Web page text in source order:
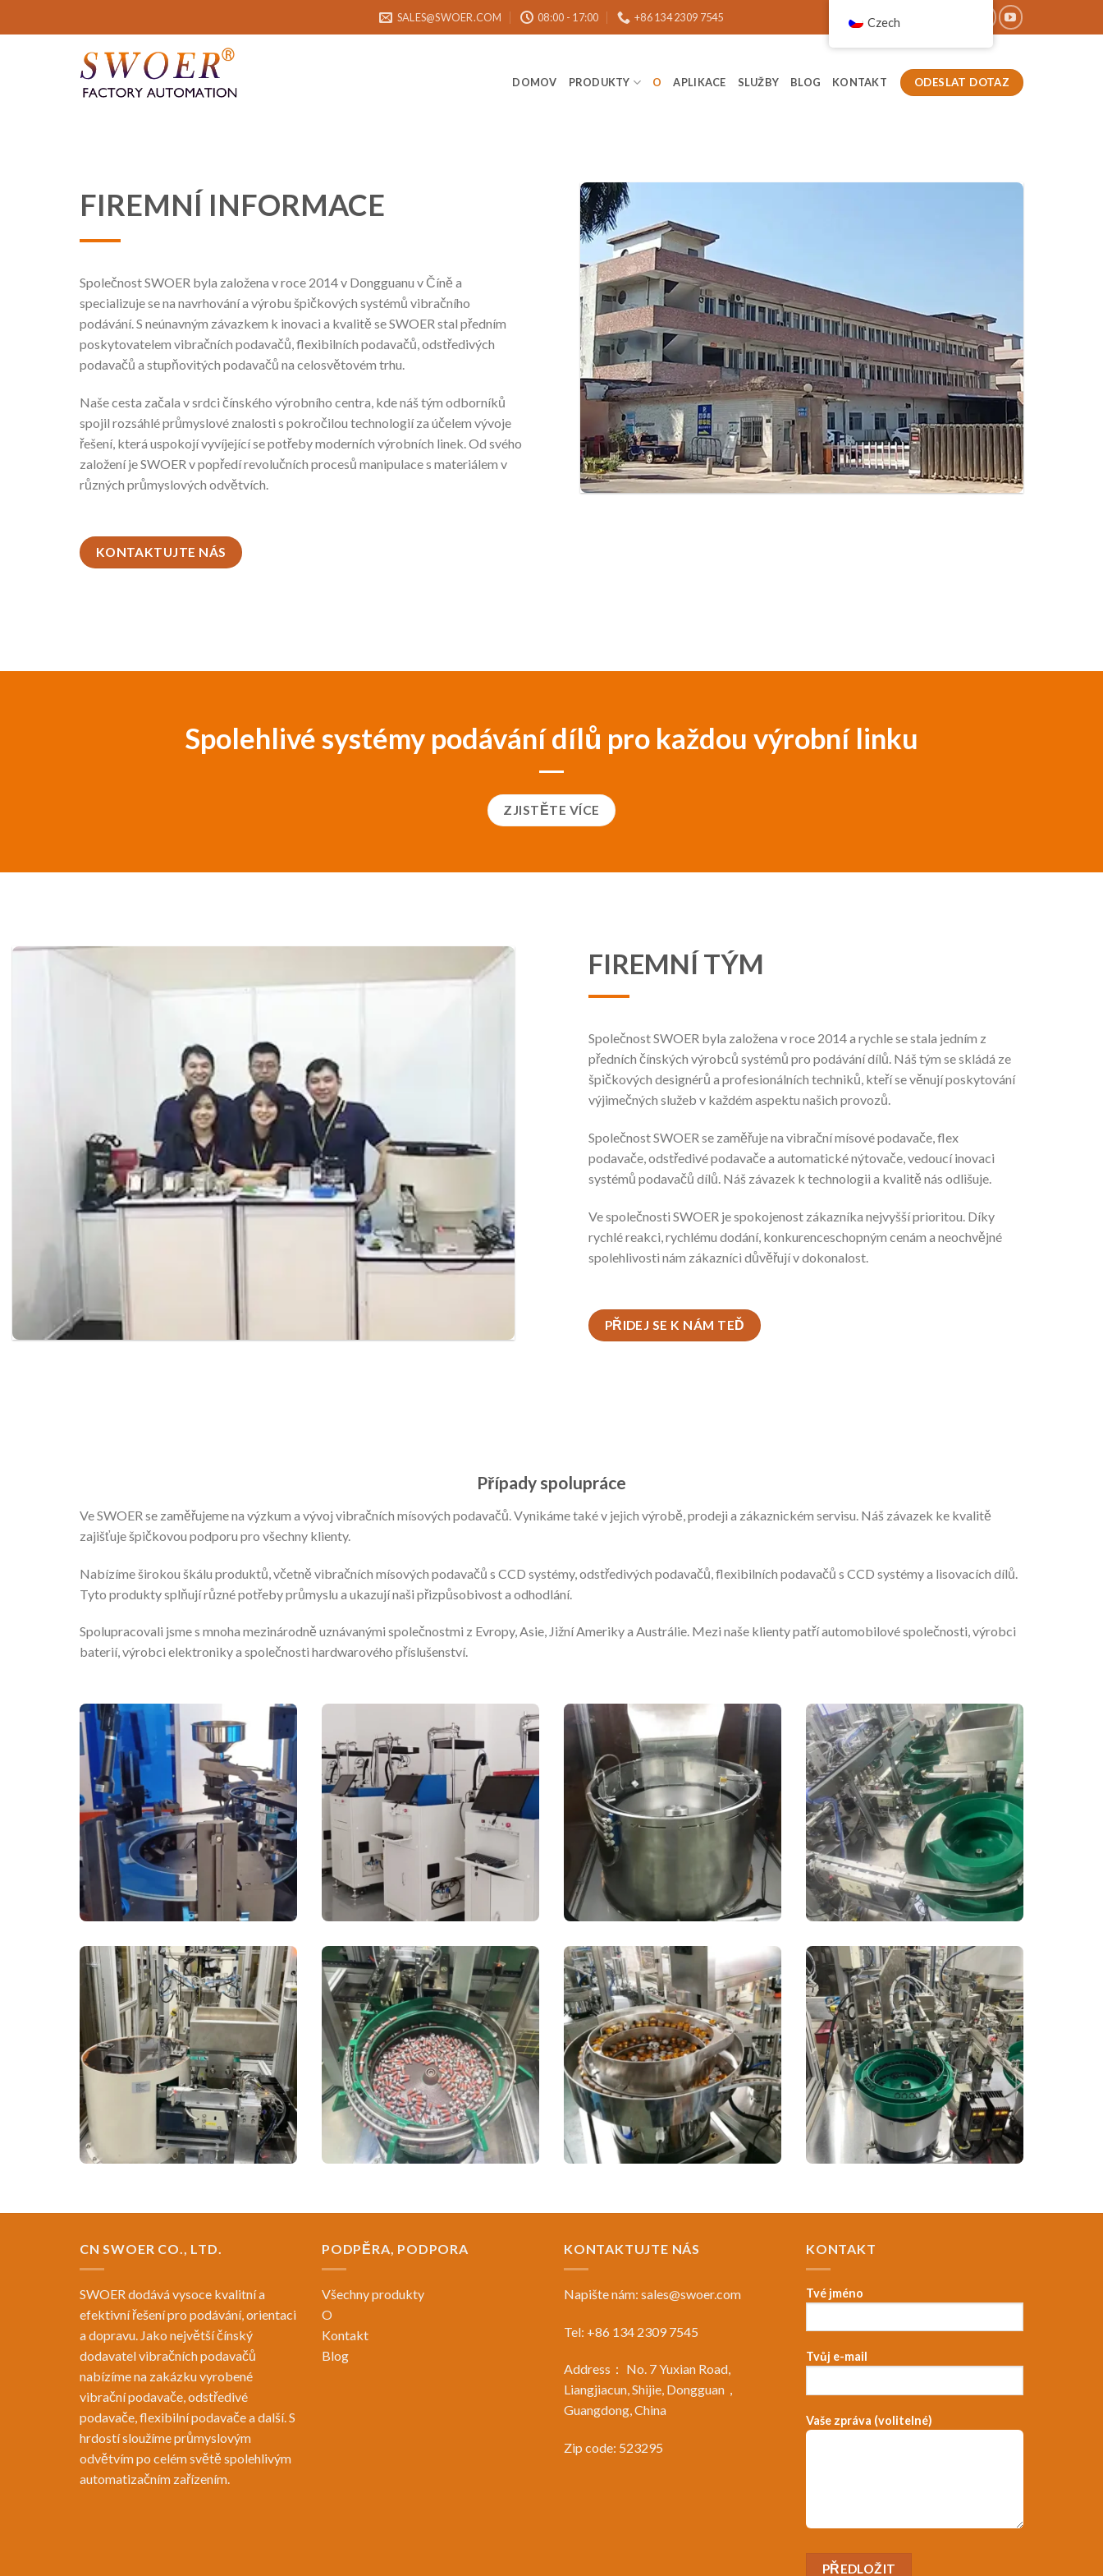
SALES@SWOER.COM 08:00 - 17:00 +86 134 2309 7545
DOMOV PRODUKTY O APLIKACE SLUŽBY BLOG KONTAKT ODESLAT DOTAZ
FIREMNÍ INFORMACE
Společnost SWOER byla založena v roce 2014 v Dongguanu v Číně a
specializuje se na navrhování a výrobu špičkových systémů vibračního
podávání. S neúnavným závazkem k inovaci a kvalitě se SWOER stal předním
poskytovatelem vibračních podavačů, flexibilních podavačů, odstředivých
podavačů a stupňovitých podavačů na celosvětovém trhu.
Naše cesta začala v srdci čínského výrobního centra, kde náš tým odborníků
spojil rozsáhlé průmyslové znalosti s pokročilou technologií za účelem vývoje
řešení, která uspokojí vyvíjející se potřeby moderních výrobních linek. Od svého
založení je SWOER v popředí revolučních procesů manipulace s materiálem v
různých průmyslových odvětvích.
KONTAKTUJTE NÁS
Spolehlivé systémy podávání dílů pro každou výrobní linku
ZJISTĚTE VÍCE
FIREMNÍ TÝM
Společnost SWOER byla založena v roce 2014 a rychle se stala jedním z
předních čínských výrobců systémů pro podávání dílů. Náš tým se skládá ze
špičkových designérů a profesionálních techniků, kteří se věnují poskytování
výjimečných služeb v každém aspektu našich provozů.
Společnost SWOER se zaměřuje na vibrační mísové podavače, flex
podavače, odstředivé podavače a automatické nýtovače, vedoucí inovaci
systémů podavačů dílů. Náš závazek k technologii a kvalitě nás odlišuje.
Ve společnosti SWOER je spokojenost zákazníka nejvyšší prioritou. Díky
rychlé reakci, rychlému dodání, konkurenceschopným cenám a neochvějné
spolehlivosti nám zákazníci důvěřují v dokonalost.
PŘIDEJ SE K NÁM TEĎ
Případy spolupráce
Ve SWOER se zaměřujeme na výzkum a vývoj vibračních mísových podavačů. Vynikáme také v jejich výrobě, prodeji a zákaznickém servisu. Náš závazek ke kvalitě
zajišťuje špičkovou podporu pro všechny klienty.
Nabízíme širokou škálu produktů, včetně vibračních mísových podavačů s CCD systémy, odstředivých podavačů, flexibilních podavačů s CCD systémy a lisovacích dílů.
Tyto produkty splňují různé potřeby průmyslu a ukazují naši přizpůsobivost a odhodlání.
Spolupracovali jsme s mnoha mezinárodně uznávanými společnostmi z Evropy, Asie, Jižní Ameriky a Austrálie. Mezi naše klienty patří automobilové společnosti, výrobci
baterií, výrobci elektroniky a společnosti hardwarového příslušenství.
CN SWOER CO., LTD.
SWOER dodává vysoce kvalitní a
efektivní řešení pro podávání, orientaci
a dopravu. Jako největší čínský
dodavatel vibračních podavačů
nabízíme na zakázku vyrobené
vibrační podavače, odstředivé
podavače, flexibilní podavače a další. S
hrdostí sloužíme průmyslovým
odvětvím po celém světě spolehlivým
automatizačním zařízením.
PODPĚRA, PODPORA
Všechny produkty
O
Kontakt
Blog
KONTAKTUJTE NÁS
Napište nám: sales@swoer.com
Tel: +86 134 2309 7545
Address： No. 7 Yuxian Road,
Liangjiacun, Shijie, Dongguan，
Guangdong, China
Zip code: 523295
KONTAKT
Tvé jméno
Tvůj e-mail
Vaše zpráva (volitelné)
Czech